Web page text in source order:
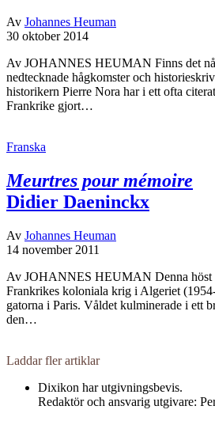
Av Johannes Heuman
30 oktober 2014
Av JOHANNES HEUMAN Finns det
nedtecknade hågkomster och
historikern Pierre Nora har i ett ofta
Frankrike gjort…
Franska
Meurtres pour mémoire
Didier Daeninckx
Av Johannes Heuman
14 november 2011
Av JOHANNES HEUMAN Denna höst
Frankrikes koloniala krig i Algeriet
gatorna i Paris. Våldet kulminerade i ett
den…
Laddar fler artiklar
Dixikon har utgivningsbevis.
Redaktör och ansvarig utgivare: